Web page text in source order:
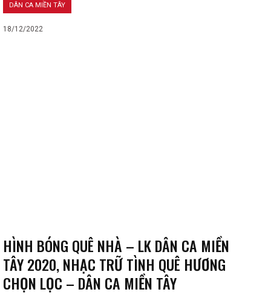
DÂN CA MIỀN TÂY
18/12/2022
HÌNH BÓNG QUÊ NHÀ – LK DÂN CA MIỀN
TÂY 2020, NHẠC TRỮ TÌNH QUÊ HƯƠNG
CHỌN LỌC – DÂN CA MIỀN TÂY